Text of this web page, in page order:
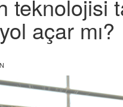
açar mı?